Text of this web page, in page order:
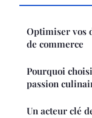
Optimiser vos
de commerce
Pourquoi
passion
Un acteur clé